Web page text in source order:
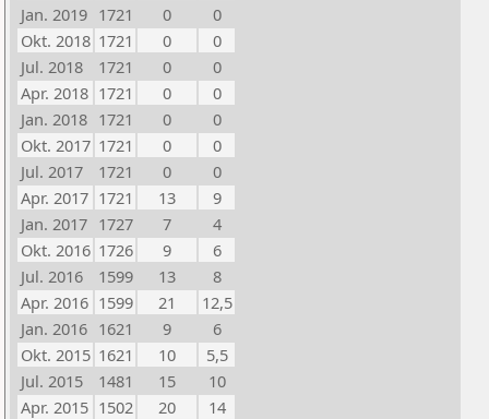
Jan. 2019 1721 0
0
Okt. 2018 1721 0
0
Jul. 2018
1721 0
0
Apr. 2018 1721 0
0
Jan. 2018 1721 0
0
Okt. 2017 1721 0
0
Jul. 2017
1721 0
0
Apr. 2017 1721 13
9
Jan. 2017 1727 7
4
Okt. 2016 1726 9
6
Jul. 2016
1599 13
8
Apr. 2016 1599 21
12,5
Jan. 2016 1621 9
6
Okt. 2015 1621 10
5,5
Jul. 2015
1481 15
10
Apr. 2015 1502 20
14